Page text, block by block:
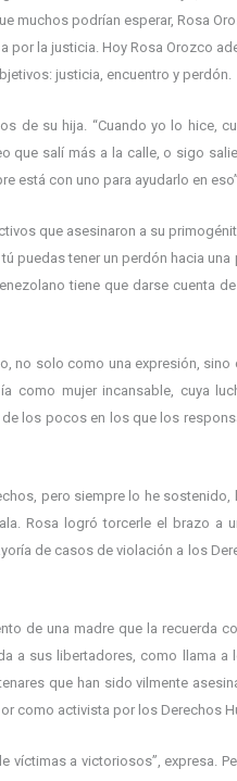
muchos podrían esperar, Rosa
por la justicia. Hoy Rosa Orozco
justicia, encuentro y perdón.
de su hija. “Cuando yo lo hice,
que salí más a la calle, o sigo
está con uno para ayudarlo en
que asesinaron a su
puedas tener un perdón hacia
tiene que darse cuenta
no solo como una expresión,
como mujer incansable, cuya
los pocos en los que los
pero siempre lo he sostenido,
Rosa logró torcerle el brazo a
de casos de violación a los
de una madre que la recuerda
a sus libertadores, como llama a
que han sido vilmente
como activista por los Derechos
víctimas a victoriosos”, expresa.